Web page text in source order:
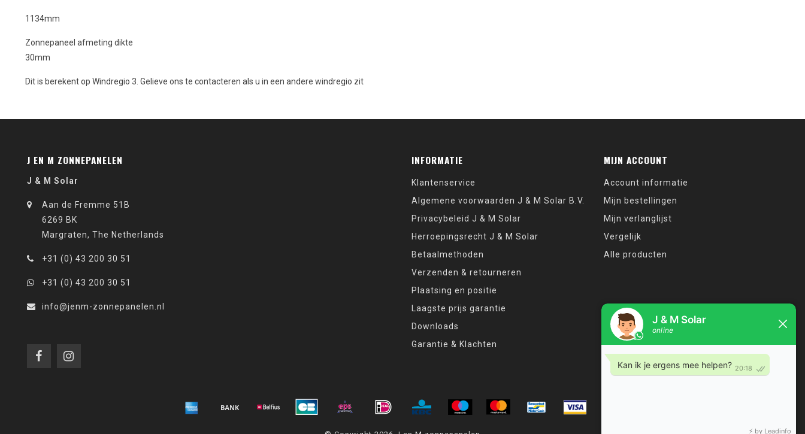
1134mm
Zonnepaneel afmeting dikte
30mm
Dit is berekent op Windregio 3. Gelieve ons te contacteren als u in een andere windregio zit
J EN M ZONNEPANELEN
J & M Solar
Aan de Fremme 51B
6269 BK
Margraten, The Netherlands
+31 (0) 43 200 30 51
+31 (0) 43 200 30 51
info@jenm-zonnepanelen.nl
INFORMATIE
Klantenservice
Algemene voorwaarden J & M Solar B.V.
Privacybeleid J & M Solar
Herroepingsrecht J & M Solar
Betaalmethoden
Verzenden & retourneren
Plaatsing en positie
Laagste prijs garantie
Downloads
Garantie & Klachten
MIJN ACCOUNT
Account informatie
Mijn bestellingen
Mijn verlanglijst
Vergelijk
Alle producten